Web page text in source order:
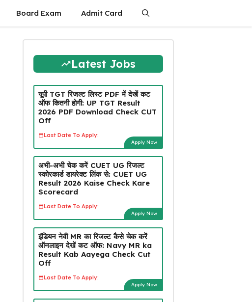
Board Exam Admit Card
Latest Jobs
यूपी TGT रिजल्ट लिस्ट PDF में देखें कट
ऑफ कितनी होगी: UP TGT Result
2026 PDF Download Check CUT
Off
Last Date To Apply:
Apply Now
अभी-अभी चेक करें CUET UG रिजल्ट
स्कोरकार्ड डायरेक्ट लिंक से: CUET UG
Result 2026 Kaise Check Kare
Scorecard
Last Date To Apply:
Apply Now
इंडियन नेवी MR का रिजल्ट कैसे चेक करें
ऑनलाइन देखें कट ऑफ: Navy MR ka
Result Kab Aayega Check Cut
Off
Last Date To Apply:
Apply Now